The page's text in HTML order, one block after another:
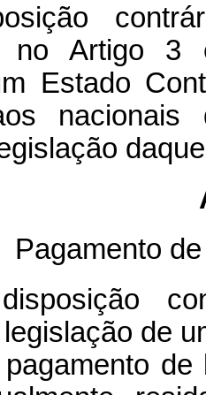
no Artigo 3
Estado
Pagamento
de